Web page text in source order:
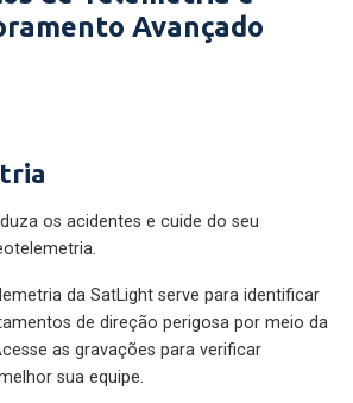
Avançado
os acidentes e cuide do seu
da SatLight serve para identificar
de direção perigosa por meio da
as gravações para verificar
sua equipe.